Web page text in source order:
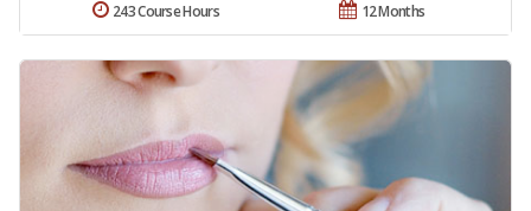
12 Months
243 Course Hours